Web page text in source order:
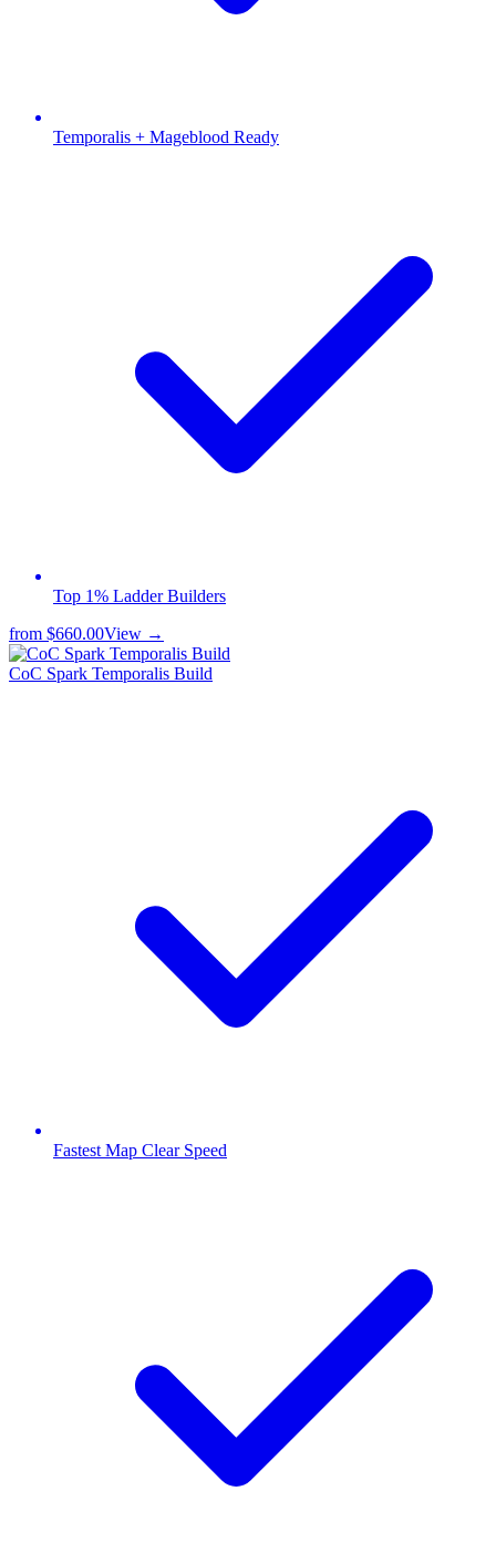
Temporalis + Mageblood Ready
Top 1% Ladder Builders
from $660.00View →
CoC Spark Temporalis Build
Fastest Map Clear Speed